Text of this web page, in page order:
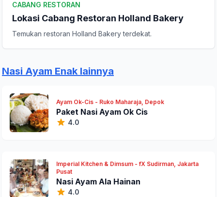
CABANG RESTORAN
Lokasi Cabang Restoran Holland Bakery
Temukan restoran Holland Bakery terdekat.
Nasi Ayam Enak lainnya
Ayam Ok-Cis - Ruko Maharaja, Depok
Paket Nasi Ayam Ok Cis
4.0
Imperial Kitchen & Dimsum - fX Sudirman, Jakarta
Pusat
Nasi Ayam Ala Hainan
4.0